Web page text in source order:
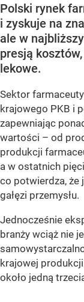
Polski rynek
i zyskuje na
ale w
presją
lekowe.
Sektor
krajowego PKB i
zapewniając
wartości – od
produkcji
a w ostatnich
co potwierdza, że
gałęzi przemysłu.
Jednocześnie
branży wciąż nie
krajowej
około jedną